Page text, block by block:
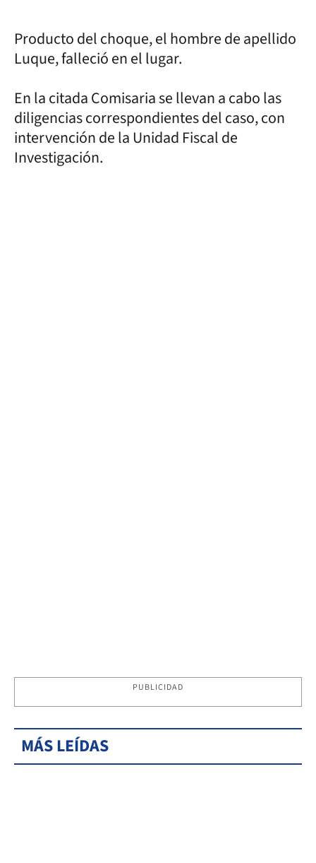
Producto del choque, el hombre de apellido
Luque, falleció en el lugar.
En la citada Comisaria se llevan a cabo las
diligencias correspondientes del caso, con
intervención de la Unidad Fiscal de
Investigación.
PUBLICIDAD
MÁS LEÍDAS